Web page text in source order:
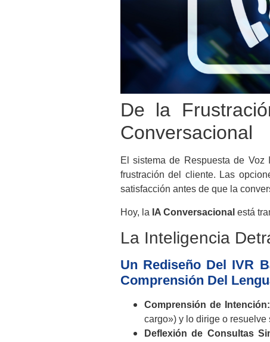
De la
Conversacional
El sistema de Respuesta de
frustración del cliente. Las
satisfacción antes de que la
Hoy, la IA Conversacional está
La Inteligencia
Un Rediseño Del IVR
Comprensión Del
Comprensión de Intención:
cargo») y lo dirige o
Deflexión de Consultas